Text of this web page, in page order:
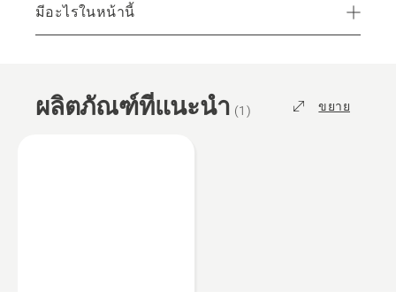
มีอะไรในหน้านี้
ผลิตภัณฑ์ที่แนะนำ
ชิ้นส่วนและอุปกรณ์เสริม
ผลิตภัณฑ์ที่แนะนำ (1 ) ขยาย